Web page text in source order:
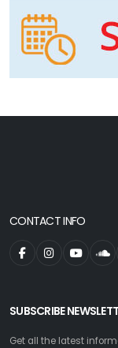
CONTACT INFO
SUBSCRIBE
Get all the latest